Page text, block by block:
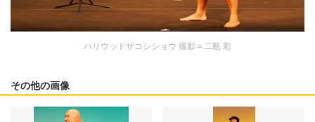
ハリウッドザコシショウ 撮影＝二瓶 彩
その他の画像